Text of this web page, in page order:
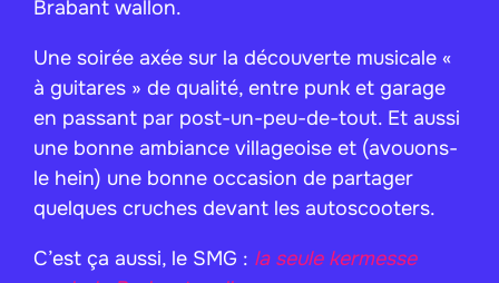
Brabant wallon.
Une soirée axée sur la découverte musicale «
à guitares » de qualité, entre punk et garage
en passant par post-un-peu-de-tout. Et aussi
une bonne ambiance villageoise et (avouons-
le hein) une bonne occasion de partager
quelques cruches devant les autoscooters.
C’est ça aussi, le SMG : la seule kermesse